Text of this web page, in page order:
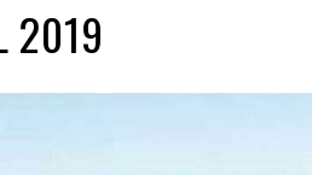
2019